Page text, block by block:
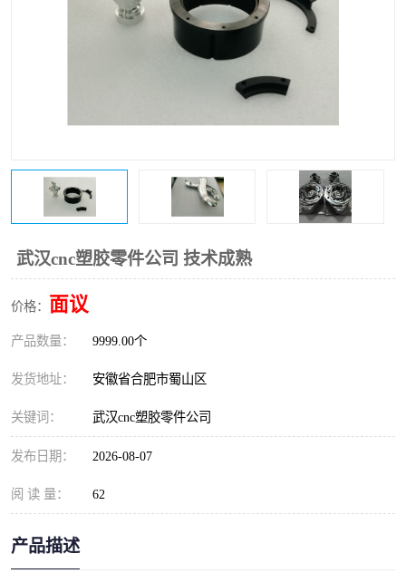
武汉cnc塑胶零件公司 技术成熟
价格： 面议
产品数量： 9999.00个
发货地址： 安徽省合肥市蜀山区
关键词： 武汉cnc塑胶零件公司
发布日期： 2026-08-07
阅 读 量： 62
产品描述
数控机床加工